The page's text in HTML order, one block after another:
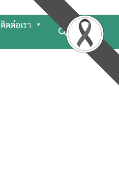
ติดต่อเรา